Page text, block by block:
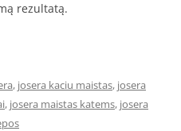
rezultatą.
, josera kaciu maistas, josera
, josera maistas katems, josera